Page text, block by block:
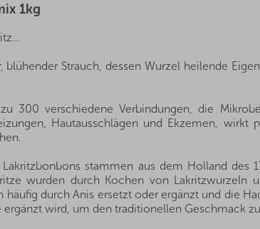
1kg
blühender Strauch, dessen Wurzel heilende
300 verschiedene Verbindungen, die
Hautausschlägen und Ekzemen,
stammen aus dem Holland des
wurden durch Kochen von
häufig durch Anis ersetzt oder ergänzt und die
ergänzt wird, um den traditionellen Geschmack